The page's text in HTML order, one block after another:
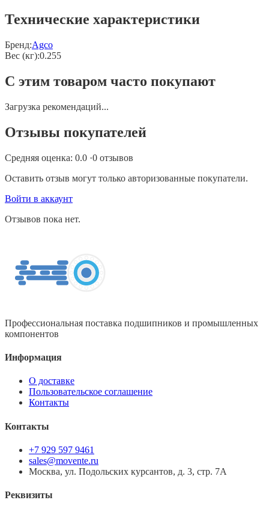
Технические характеристики
Бренд:Agco
Вес (кг):0.255
С этим товаром часто покупают
Загрузка рекомендаций...
Отзывы покупателей
Средняя оценка: 0.0 ·0 отзывов
Оставить отзыв могут только авторизованные покупатели.
Войти в аккаунт
Отзывов пока нет.
Профессиональная поставка подшипников и промышленных
компонентов
Информация
О доставке
Пользовательское соглашение
Контакты
Контакты
+7 929 597 9461
sales@movente.ru
Москва, ул. Подольских курсантов, д. 3, стр. 7А
Реквизиты